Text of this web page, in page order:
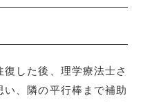
した後、理学療法士さ
、隣の平行棒まで補助